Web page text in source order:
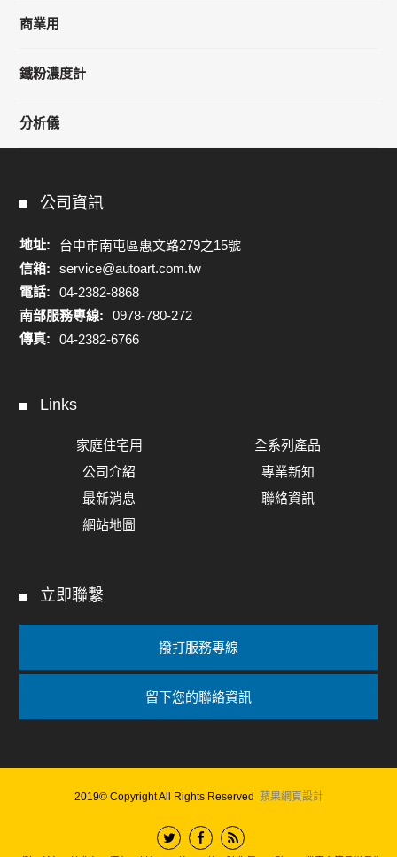
商業用
鐵粉濃度計
分析儀
公司資訊
地址:
台中市南屯區惠文路279之15號
信箱:
service@autoart.com.tw
電話:
04-2382-8868
南部服務專線:
0978-780-272
傳真:
04-2382-6766
Links
家庭住宅用
全系列產品
公司介紹
專業新知
最新消息
聯絡資訊
網站地圖
立即聯繫
撥打服務專線
留下您的聯絡資訊
2019© Copyright All Rights Reserved 蘋果網頁設計